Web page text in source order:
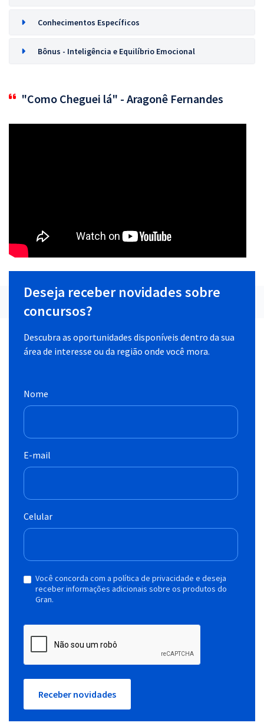
Conhecimentos Específicos
Bônus - Inteligência e Equilíbrio Emocional
"Como Cheguei lá" - Aragonê Fernandes
Deseja receber novidades sobre
concursos?
Descubra as oportunidades disponíveis dentro da sua
área de interesse ou da região onde você mora.
Nome
E-mail
Celular
Você concorda com a política de privacidade e deseja
receber informações adicionais sobre os produtos do
Gran.
Receber novidades